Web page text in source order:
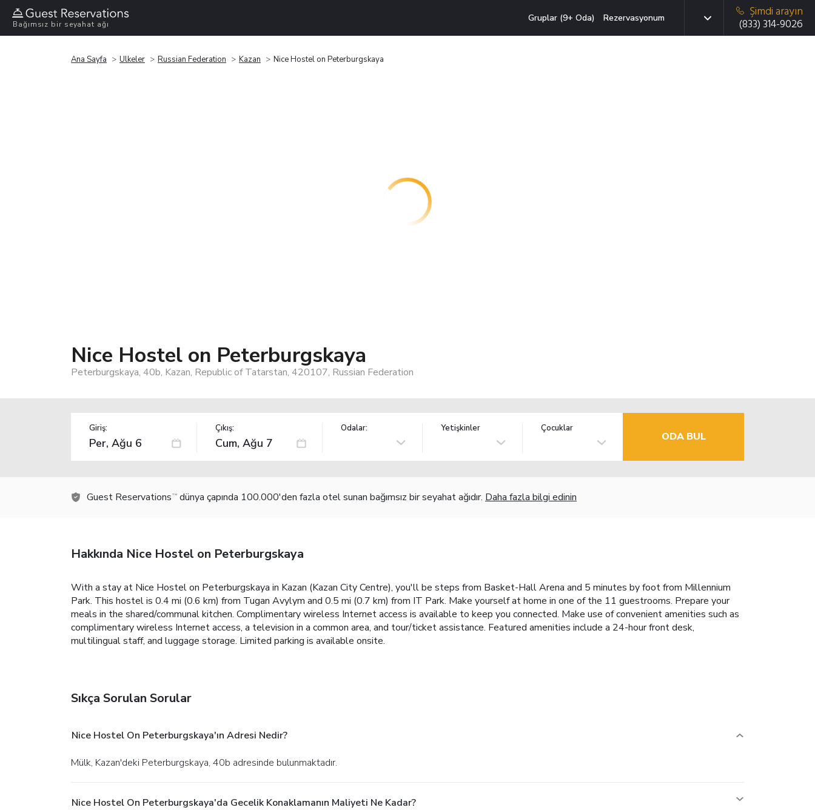
Bağımsız bir seyahat ağı
Gruplar (9+ Oda) Rezervasyonum
Şimdi arayın
(833) 314-9026
Ana Sayfa Ülkeler Russian Federation Kazan Nice Hostel on Peterburgskaya
Nice Hostel on Peterburgskaya
Peterburgskaya, 40b, Kazan, Republic of Tatarstan, 420107, Russian Federation
Giriş: Çıkış: Odalar: Yetişkinler Çocuklar
ODA BUL
Guest Reservations TM dünya çapında 100.000'den fazla otel sunan bağımsız bir seyahat ağıdır. Daha fazla bilgi edinin
Hakkında Nice Hostel on Peterburgskaya
With a stay at Nice Hostel on Peterburgskaya in Kazan (Kazan City Centre), you'll be steps from Basket-Hall Arena and 5 minutes by foot from Millennium
Park. This hostel is 0.4 mi (0.6 km) from Tugan Avylym and 0.5 mi (0.7 km) from IT Park. Make yourself at home in one of the 11 guestrooms. Prepare your
meals in the shared/communal kitchen. Complimentary wireless Internet access is available to keep you connected. Make use of convenient amenities such as
complimentary wireless Internet access, a television in a common area, and tour/ticket assistance. Featured amenities include a 24-hour front desk,
multilingual staff, and luggage storage. Limited parking is available onsite.
Sıkça Sorulan Sorular
Nice Hostel On Peterburgskaya'ın Adresi Nedir?
Mülk, Kazan'deki Peterburgskaya, 40b adresinde bulunmaktadır.
Nice Hostel On Peterburgskaya'da Gecelik Konaklamanın Maliyeti Ne Kadar?